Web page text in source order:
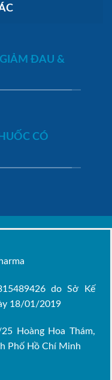
ĐAU &
CÓ
do Sở Kế
18/01/2019
Hoàng Hoa Thám,
Phố Hồ Chí Minh